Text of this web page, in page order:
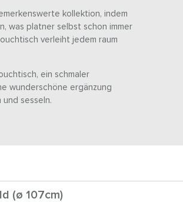
kollektion, indem
was platner selbst schon immer
verleiht jedem raum
ein schmaler
wunderschöne ergänzung
sesseln.
(ø 107cm)